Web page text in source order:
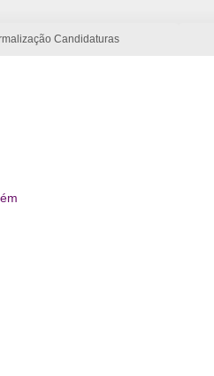
Candidaturas